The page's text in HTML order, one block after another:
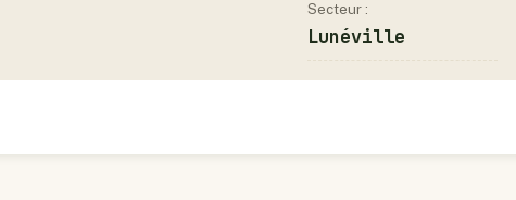
Secteur :
Lunéville